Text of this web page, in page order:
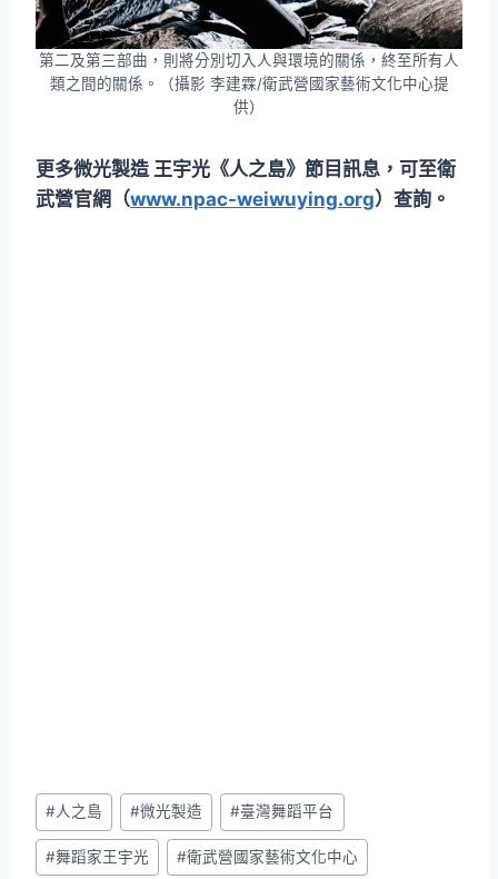
第二及第三部曲，則將分別切入人與環境的關係，終至所有人
類之間的關係。（攝影 李建霖/衛武營國家藝術文化中心提
供）
更多微光製造 王宇光《人之島》節目訊息，可至衛
武營官網（www.npac-weiwuying.org）查詢。
Post
Tags:
#人之島 #微光製造 #臺灣舞蹈平台
#舞蹈家王宇光 #衛武營國家藝術文化中心